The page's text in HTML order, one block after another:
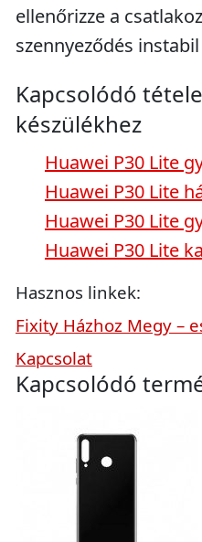
ellenőrizze a
szennyeződés
Kapcsolódó
készülékhez
Huawei P30 Lite
Huawei P30 Lite
Huawei P30 Lite
Huawei P30 Lite
Hasznos linkek:
Fixity Házhoz Megy –
Kapcsolat
Kapcsolódó